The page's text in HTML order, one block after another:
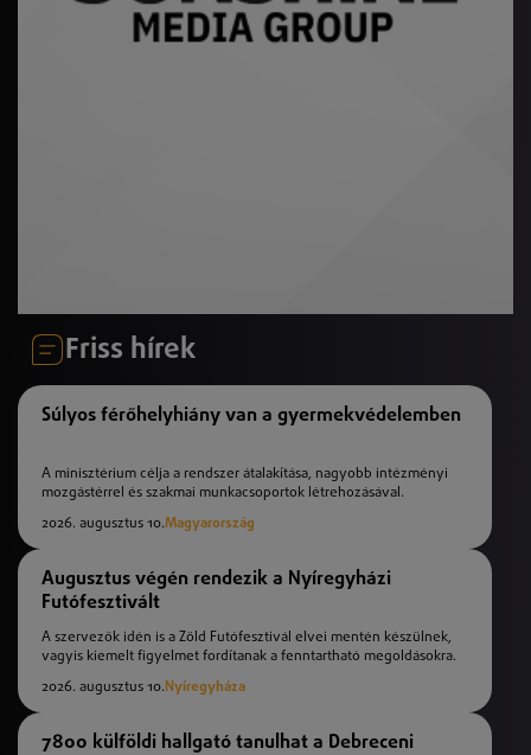
Friss hírek
Súlyos férőhelyhiány van a gyermekvédelemben
A minisztérium célja a rendszer átalakítása, nagyobb intézményi
mozgástérrel és szakmai munkacsoportok létrehozásával.
2026. augusztus 10.Magyarország
Augusztus végén rendezik a Nyíregyházi
Futófesztivált
A szervezők idén is a Zöld Futófesztivál elvei mentén készülnek,
vagyis kiemelt figyelmet fordítanak a fenntartható megoldásokra.
2026. augusztus 10.Nyíregyháza
7800 külföldi hallgató tanulhat a Debreceni